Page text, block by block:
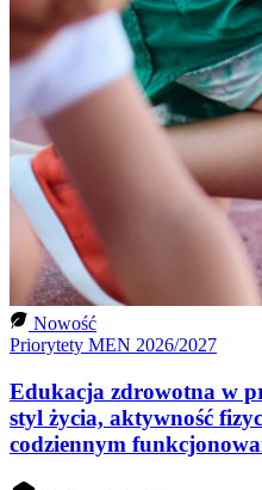
Nowość
Priorytety MEN 2026/2027
Edukacja zdrowotna w
styl życia, aktywność
codziennym